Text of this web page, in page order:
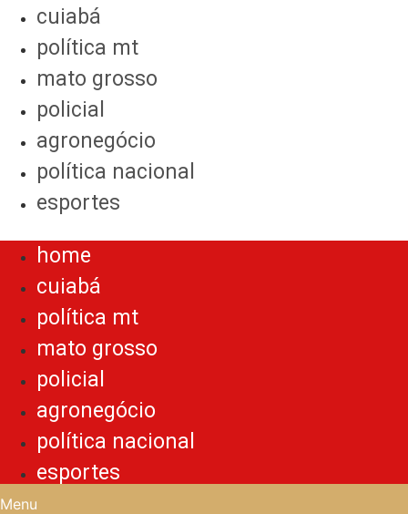
cuiabá
política mt
mato grosso
policial
agronegócio
política nacional
esportes
home
cuiabá
política mt
mato grosso
policial
agronegócio
política nacional
esportes
Menu